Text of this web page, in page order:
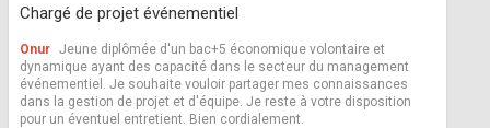
Chargé de projet événementiel
Onur Jeune diplômée d'un bac+5 économique volontaire et
dynamique ayant des capacité dans le secteur du management
événementiel. Je souhaite vouloir partager mes connaissances
dans la gestion de projet et d'équipe. Je reste à votre disposition
pour un éventuel entretient. Bien cordialement.